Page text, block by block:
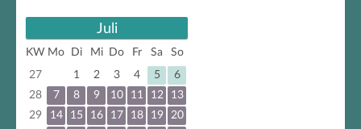
Juli
KW Mo Di Mi Do Fr Sa
So
27
1 2 3 4 5
6
28
7 8 9 10 11 12
13
29
14 15 16 17 18 19
20